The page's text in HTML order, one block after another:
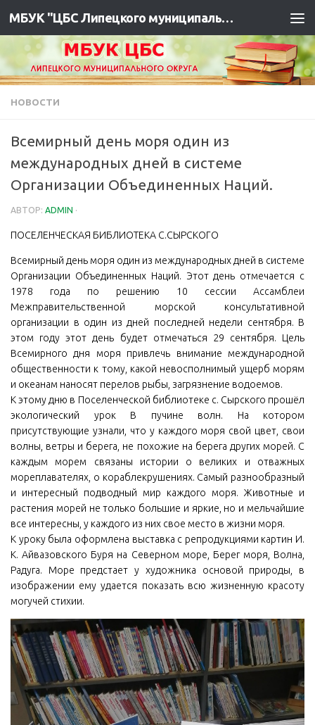
МБУК "ЦБС Липецкого муниципального района"
НОВОСТИ
Всемирный день моря один из
международных дней в системе
Организации Объединенных Наций.
АВТОР: ADMIN ·
ПОСЕЛЕНЧЕСКАЯ БИБЛИОТЕКА С.СЫРСКОГО
Всемирный день моря один из международных дней в системе
Организации Объединенных Наций. Этот день отмечается с
1978 года по решению 10 сессии Ассамблеи
Межправительственной морской консультативной
организации в один из дней последней недели сентября. В
этом году этот день будет отмечаться 29 сентября. Цель
Всемирного дня моря привлечь внимание международной
общественности к тому, какой невосполнимый ущерб морям
и океанам наносят перелов рыбы, загрязнение водоемов.
К этому дню в Поселенческой библиотеке с. Сырского прошёл
экологический урок В пучине волн. На котором
присутствующие узнали, что у каждого моря свой цвет, свои
волны, ветры и берега, не похожие на берега других морей. С
каждым морем связаны истории о великих и отважных
мореплавателях, о кораблекрушениях. Самый разнообразный
и интересный подводный мир каждого моря. Животные и
растения морей не только большие и яркие, но и мельчайшие
все интересны, у каждого из них свое место в жизни моря.
К уроку была оформлена выставка с репродукциями картин И.
К. Айвазовского Буря на Северном море, Берег моря, Волна,
Радуга. Море предстает у художника основой природы, в
изображении ему удается показать всю жизненную красоту
могучей стихии.